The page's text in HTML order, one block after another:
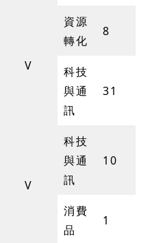
V
資源
轉化
8
科技
與通
訊
31
V
科技
與通
訊
10
消費
品
1